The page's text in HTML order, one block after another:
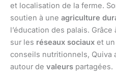
et localisation de la ferme.
soutien à une agriculture
l’éducation des palais.
sur les réseaux sociaux et un
conseils nutritionnels, Quiva
autour de valeurs partagées.